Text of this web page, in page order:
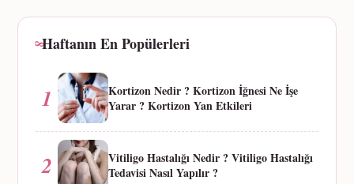
Haftanın En Popülerleri
1
Kortizon Nedir ? Kortizon İğnesi Ne İşe
Yarar ? Kortizon Yan Etkileri
2
Vitiligo Hastalığı Nedir ? Vitiligo Hastalığı
Tedavisi Nasıl Yapılır ?